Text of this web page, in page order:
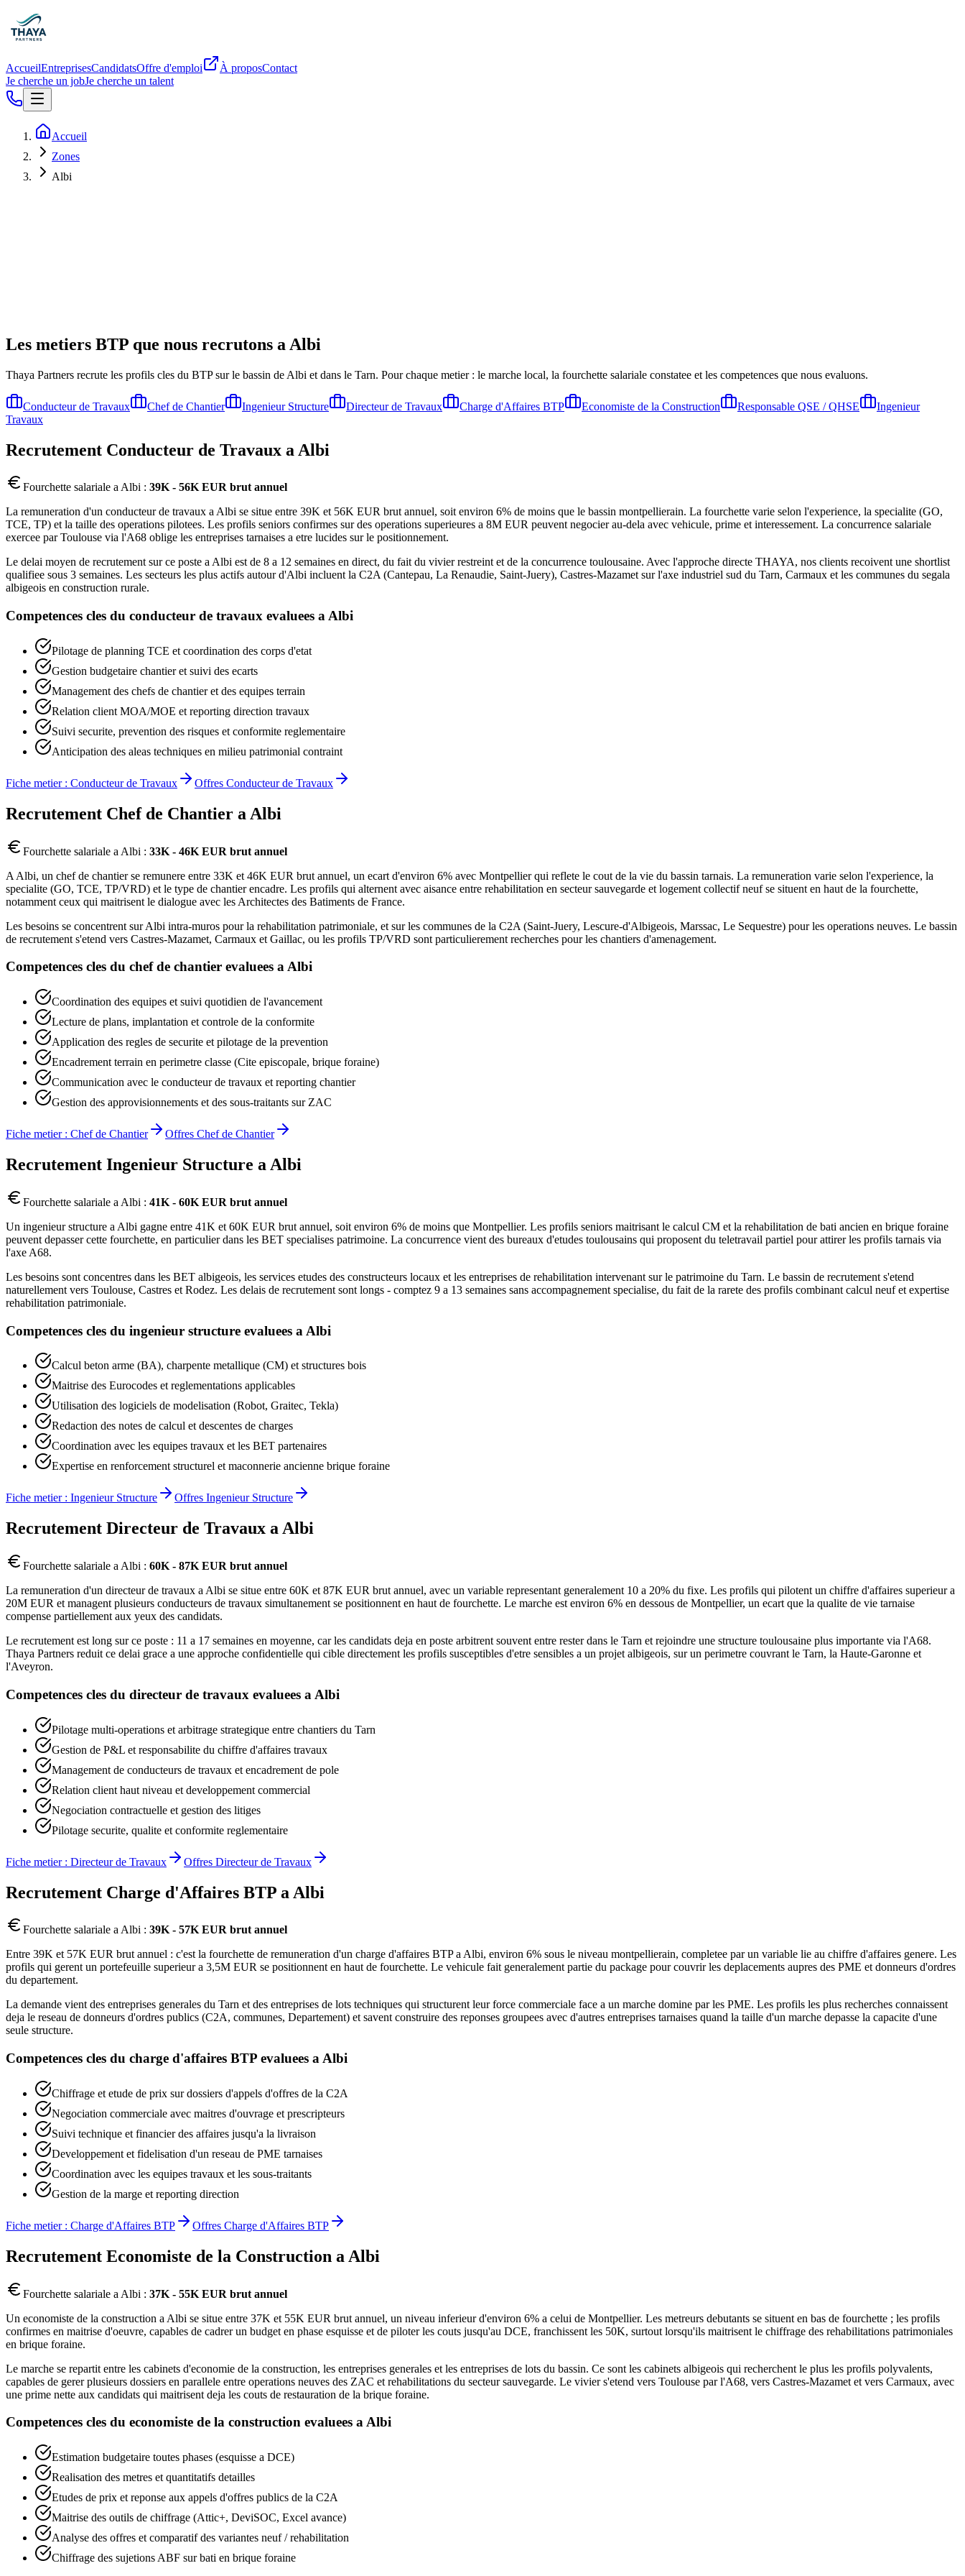
AccueilEntreprisesCandidatsOffre d'emploi À proposContact
Je cherche un jobJe cherche un talent
Accueil
Zones
Albi
Les metiers BTP que nous recrutons a Albi
Thaya Partners recrute les profils cles du BTP sur le bassin de Albi et dans le Tarn. Pour chaque metier : le marche local, la fourchette salariale constatee et les competences que nous evaluons.
Conducteur de Travaux Chef de Chantier Ingenieur Structure Directeur de Travaux Charge d'Affaires BTP Economiste de la Construction Responsable QSE / QHSE
Ingenieur
Travaux
Recrutement Conducteur de Travaux a Albi
Fourchette salariale aAlbi : 39K - 56K EUR brut annuel
La remuneration d'un conducteur de travaux a Albi se situe entre 39K et 56K EUR brut annuel, soit environ 6% de moins que le bassin montpellierain. La fourchette varie selon l'experience, la specialite (GO,
TCE, TP) et la taille des operations pilotees. Les profils seniors confirmes sur des operations superieures a 8M EUR peuvent negocier au-dela avec vehicule, prime et interessement. La concurrence salariale
exercee par Toulouse via l'A68 oblige les entreprises tarnaises a etre lucides sur le positionnement.
Le delai moyen de recrutement sur ce poste a Albi est de 8 a 12 semaines en direct, du fait du vivier restreint et de la concurrence toulousaine. Avec l'approche directe THAYA, nos clients recoivent une shortlist
qualifiee sous 3 semaines. Les secteurs les plus actifs autour d'Albi incluent la C2A (Cantepau, La Renaudie, Saint-Juery), Castres-Mazamet sur l'axe industriel sud du Tarn, Carmaux et les communes du segala
albigeois en construction rurale.
Competences cles du conducteur de travaux evaluees a Albi
Pilotage de planning TCE et coordination des corps d'etat
Gestion budgetaire chantier et suivi des ecarts
Management des chefs de chantier et des equipes terrain
Relation client MOA/MOE et reporting direction travaux
Suivi securite, prevention des risques et conformite reglementaire
Anticipation des aleas techniques en milieu patrimonial contraint
Fiche metier : Conducteur de Travaux Offres Conducteur de Travaux
Recrutement Chef de Chantier a Albi
Fourchette salariale a Albi : 33K - 46K EUR brut annuel
A Albi, un chef de chantier se remunere entre 33K et 46K EUR brut annuel, un ecart d'environ 6% avec Montpellier qui reflete le cout de la vie du bassin tarnais. La remuneration varie selon l'experience, la
specialite (GO, TCE, TP/VRD) et le type de chantier encadre. Les profils qui alternent avec aisance entre rehabilitation en secteur sauvegarde et logement collectif neuf se situent en haut de la fourchette,
notamment ceux qui maitrisent le dialogue avec les Architectes des Batiments de France.
Les besoins se concentrent sur Albi intra-muros pour la rehabilitation patrimoniale, et sur les communes de la C2A (Saint-Juery, Lescure-d'Albigeois, Marssac, Le Sequestre) pour les operations neuves. Le bassin
de recrutement s'etend vers Castres-Mazamet, Carmaux et Gaillac, ou les profils TP/VRD sont particulierement recherches pour les chantiers d'amenagement.
Competences cles du chef de chantier evaluees aAlbi
Coordination des equipes et suivi quotidien de l'avancement
Lecture de plans, implantation et controle de la conformite
Application des regles de securite et pilotage de la prevention
Encadrement terrain en perimetre classe (Cite episcopale, brique foraine)
Communication avec le conducteur de travaux et reporting chantier
Gestion des approvisionnements et des sous-traitants sur ZAC
Fiche metier : Chef de Chantier Offres Chef de Chantier
Recrutement Ingenieur Structure a Albi
Fourchette salariale a Albi : 41K - 60K EUR brut annuel
Un ingenieur structure a Albi gagne entre 41K et 60K EUR brut annuel, soit environ 6% de moins que Montpellier. Les profils seniors maitrisant le calcul CM et la rehabilitation de bati ancien en brique foraine
peuvent depasser cette fourchette, en particulier dans les BET specialises patrimoine. La concurrence vient des bureaux d'etudes toulousains qui proposent du teletravail partiel pour attirer les profils tarnais via
l'axe A68.
Les besoins sont concentres dans les BET albigeois, les services etudes des constructeurs locaux et les entreprises de rehabilitation intervenant sur le patrimoine du Tarn. Le bassin de recrutement s'etend
naturellement vers Toulouse, Castres et Rodez. Les delais de recrutement sont longs - comptez 9 a 13 semaines sans accompagnement specialise, du fait de la rarete des profils combinant calcul neuf et expertise
rehabilitation patrimoniale.
Competences cles du ingenieur structure evaluees a Albi
Calcul beton arme (BA), charpente metallique (CM) et structures bois
Maitrise des Eurocodes et reglementations applicables
Utilisation des logiciels de modelisation (Robot, Graitec, Tekla)
Redaction des notes de calcul et descentes de charges
Coordination avec les equipes travaux et les BET partenaires
Expertise en renforcement structurel et maconnerie ancienne brique foraine
Fiche metier : Ingenieur Structure Offres Ingenieur Structure
Recrutement Directeur de Travaux aAlbi
Fourchette salariale a Albi : 60K - 87K EUR brut annuel
La remuneration d'un directeur de travaux a Albi se situe entre 60K et 87K EUR brut annuel, avec un variable representant generalement 10 a 20% du fixe. Les profils qui pilotent un chiffre d'affaires superieur a
20M EUR et managent plusieurs conducteurs de travaux simultanement se positionnent en haut de fourchette. Le marche est environ 6% en dessous de Montpellier, un ecart que la qualite de vie tarnaise
compense partiellement aux yeux des candidats.
Le recrutement est long sur ce poste : 11 a 17 semaines en moyenne, car les candidats deja en poste arbitrent souvent entre rester dans le Tarn et rejoindre une structure toulousaine plus importante via l'A68.
Thaya Partners reduit ce delai grace a une approche confidentielle qui cible directement les profils susceptibles d'etre sensibles a un projet albigeois, sur un perimetre couvrant le Tarn, la Haute-Garonne et
l'Aveyron.
Competences cles du directeur de travaux evaluees a Albi
Pilotage multi-operations et arbitrage strategique entre chantiers du Tarn
Gestion de P&L et responsabilite du chiffre d'affaires travaux
Management de conducteurs de travaux et encadrement de pole
Relation client haut niveau et developpement commercial
Negociation contractuelle et gestion des litiges
Pilotage securite, qualite et conformite reglementaire
Fiche metier : Directeur de Travaux Offres Directeur de Travaux
Recrutement Charge d'Affaires BTP a Albi
Fourchette salariale aAlbi : 39K - 57K EUR brut annuel
Entre 39K et 57K EUR brut annuel : c'est la fourchette de remuneration d'un charge d'affaires BTP a Albi, environ 6% sous le niveau montpellierain, completee par un variable lie au chiffre d'affaires genere. Les
profils qui gerent un portefeuille superieur a 3,5M EUR se positionnent en haut de fourchette. Le vehicule fait generalement partie du package pour couvrir les deplacements aupres des PME et donneurs d'ordres
du departement.
La demande vient des entreprises generales du Tarn et des entreprises de lots techniques qui structurent leur force commerciale face a un marche domine par les PME. Les profils les plus recherches connaissent
deja le reseau de donneurs d'ordres publics (C2A, communes, Departement) et savent construire des reponses groupees avec d'autres entreprises tarnaises quand la taille d'un marche depasse la capacite d'une
seule structure.
Competences cles du charge d'affaires BTP evaluees a Albi
Chiffrage et etude de prix sur dossiers d'appels d'offres de la C2A
Negociation commerciale avec maitres d'ouvrage et prescripteurs
Suivi technique et financier des affaires jusqu'a la livraison
Developpement et fidelisation d'un reseau de PME tarnaises
Coordination avec les equipes travaux et les sous-traitants
Gestion de la marge et reporting direction
Fiche metier : Charge d'Affaires BTP Offres Charge d'Affaires BTP
Recrutement Economiste de la Construction a Albi
Fourchette salariale a Albi : 37K - 55K EUR brut annuel
Un economiste de la construction a Albi se situe entre 37K et 55K EUR brut annuel, un niveau inferieur d'environ 6% a celui de Montpellier. Les metreurs debutants se situent en bas de fourchette ; les profils
confirmes en maitrise d'oeuvre, capables de cadrer un budget en phase esquisse et de piloter les couts jusqu'au DCE, franchissent les 50K, surtout lorsqu'ils maitrisent le chiffrage des rehabilitations patrimoniales
en brique foraine.
Le marche se repartit entre les cabinets d'economie de la construction, les entreprises generales et les entreprises de lots du bassin. Ce sont les cabinets albigeois qui recherchent le plus les profils polyvalents,
capables de gerer plusieurs dossiers en parallele entre operations neuves des ZAC et rehabilitations du secteur sauvegarde. Le vivier s'etend vers Toulouse par l'A68, vers Castres-Mazamet et vers Carmaux, avec
une prime nette aux candidats qui maitrisent deja les couts de restauration de la brique foraine.
Competences cles du economiste de la construction evaluees aAlbi
Estimation budgetaire toutes phases (esquisse a DCE)
Realisation des metres et quantitatifs detailles
Etudes de prix et reponse aux appels d'offres publics de la C2A
Maitrise des outils de chiffrage (Attic+, DeviSOC, Excel avance)
Analyse des offres et comparatif des variantes neuf / rehabilitation
Chiffrage des sujetions ABF sur bati en brique foraine